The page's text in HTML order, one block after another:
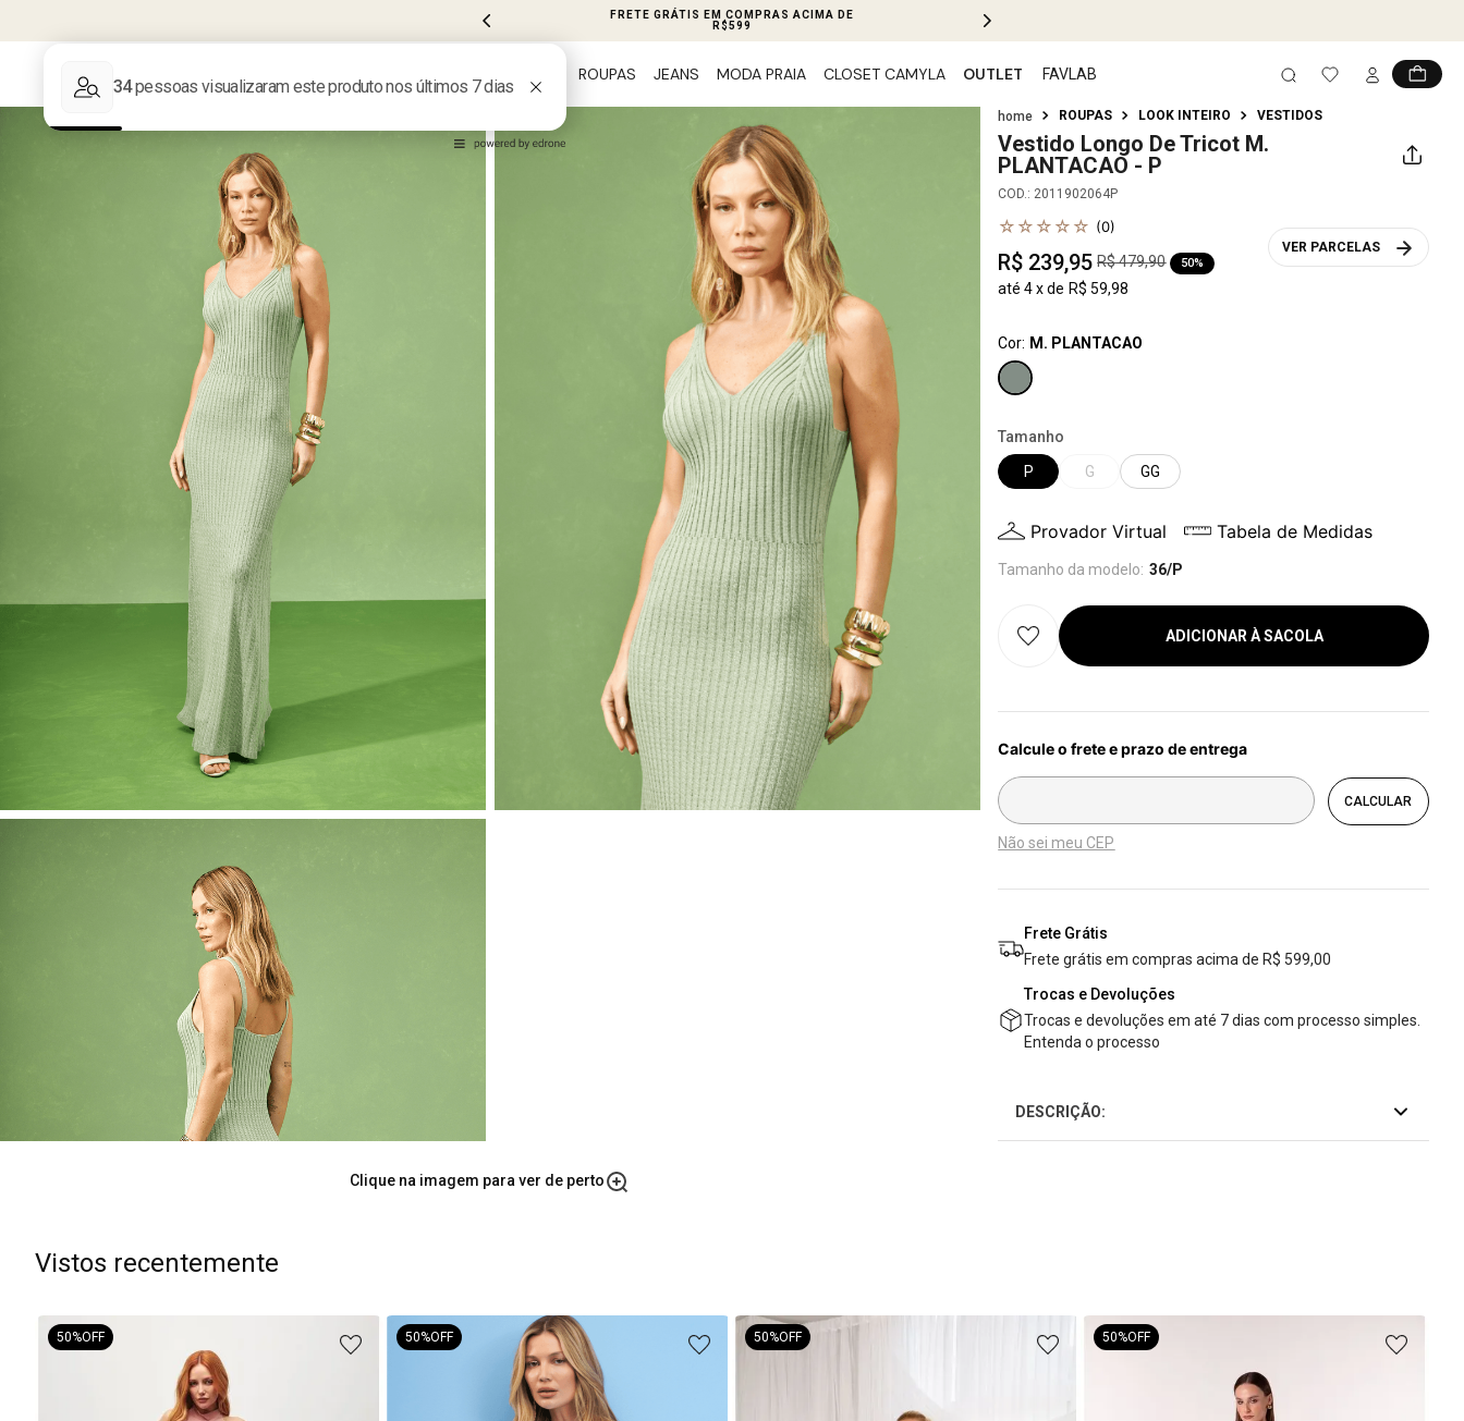
PIX 5% OFF EM TODO SITE
ROUPAS JEANS MODA PRAIA CLOSET CAMYLA OUTLET FAVLAB
ROUPAS LOOK INTEIRO VESTIDOS
Vestido Longo De Tricot M.
PLANTACAO - P
COD.: 2011902064P
☆ ☆ ☆ ☆ ☆ (0)
R$ 239,95 R$479,90 50%
até 4 x de R$ 59,98
VER PARCELAS
Cor: M. PLANTACAO
Tamanho
P
G GG
Provador Virtual Tabela de Medidas
Tamanho da modelo: 36/P
ADICIONAR À SACOLA
Não sei meu CEP
Frete Grátis
Frete grátis em compras acima de R$ 599,00
Trocas e Devoluções
Trocas e devoluções em até 7 dias com processo simples.
Entenda o processo
DESCRIÇÃO:
Clique na imagem para ver de perto
Vistos recentemente
50%OFF 50%OFF 50%OFF 50%OFF